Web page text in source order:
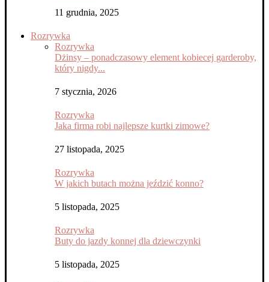
11 grudnia, 2025
Rozrywka
Rozrywka
Dżinsy – ponadczasowy element kobiecej garderoby,
który nigdy...
7 stycznia, 2026
Rozrywka
Jaka firma robi najlepsze kurtki zimowe?
27 listopada, 2025
Rozrywka
W jakich butach można jeździć konno?
5 listopada, 2025
Rozrywka
Buty do jazdy konnej dla dziewczynki
5 listopada, 2025